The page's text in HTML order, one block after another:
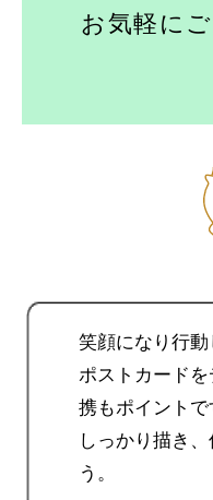
お気軽に
笑顔になり行動
ポストカードを
携もポイントで
しっかり描き
う。